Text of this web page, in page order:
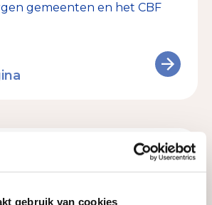
gebruik van cookies
gemeenten en het CBF
bij verkoop